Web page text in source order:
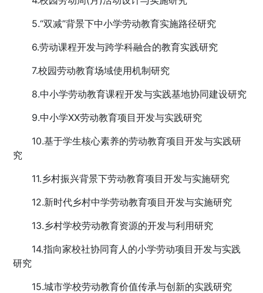
5.“双减”背景下中小学劳动教育实施路径研究
6.劳动课程开发与跨学科融合的教育实践研究
7.校园劳动教育场域使用机制研究
8.中小学劳动教育课程开发与实践基地协同建设研究
9.中小学XX劳动教育项目开发与实践研究
10.基于学生核心素养的劳动教育项目开发与实践研
究
11.乡村振兴背景下劳动教育项目开发与实施研究
12.新时代乡村中学劳动教育项目开发与实施研究
13.乡村学校劳动教育资源的开发与利用研究
14.指向家校社协同育人的小学劳动项目开发与实践
研究
15.城市学校劳动教育价值传承与创新的实践研究